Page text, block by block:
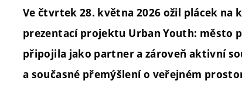
Ve čtvrtek 28. května 2026 ožil plácek na
prezentací projektu Urban Youth: město
připojila jako partner a zároveň aktivní
a současné přemýšlení o veřejném